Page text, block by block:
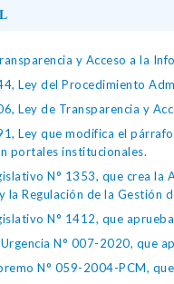
y Acceso a la
Ley del Procedimiento
Ley de Transparencia y
Ley que modifica el
portales institucionales.
N° 1353, que crea la
la Regulación de la Gestión
N° 1412, que
N° 007-2020, que
N° 059-2004-PCM,